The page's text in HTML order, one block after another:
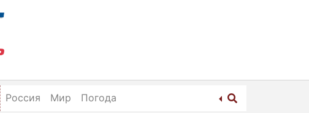
Россия Мир Погода